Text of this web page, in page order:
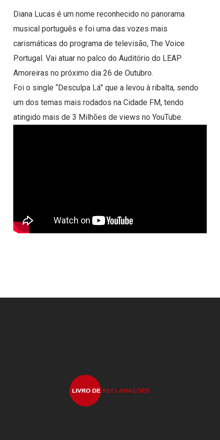
Diana Lucas é um nome reconhecido no panorama
musical português e foi uma das vozes mais
carismáticas do programa de televisão, The Voice
Portugal. Vai atuar no palco do Auditório do LEAP
Amoreiras no próximo dia 26 de Outubro.
Foi o single “Desculpa Lá” que a levou à ribalta, sendo
um dos temas mais rodados na Cidade FM, tendo
atingido mais de 3 Milhões de views no YouTube.